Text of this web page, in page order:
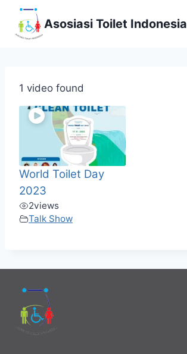
Skip
content
Asosiasi Toilet Indonesia
1 video found
World Toilet Day
2023
2views
Talk Show